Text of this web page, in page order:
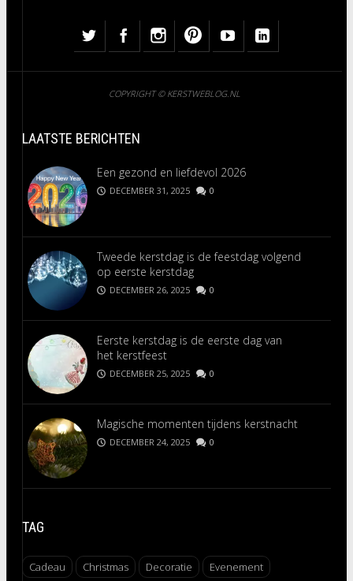
COPYRIGHT © KERSTWEBLOG.NL
LAATSTE BERICHTEN
Een gezond en liefdevol 2026
DECEMBER 31, 2025 0
Tweede kerstdag is de feestdag volgend
op eerste kerstdag
DECEMBER 26, 2025 0
Eerste kerstdag is de eerste dag van
het kerstfeest
DECEMBER 25, 2025 0
Magische momenten tijdens kerstnacht
DECEMBER 24, 2025 0
TAG
Cadeau Christmas Decoratie Evenement